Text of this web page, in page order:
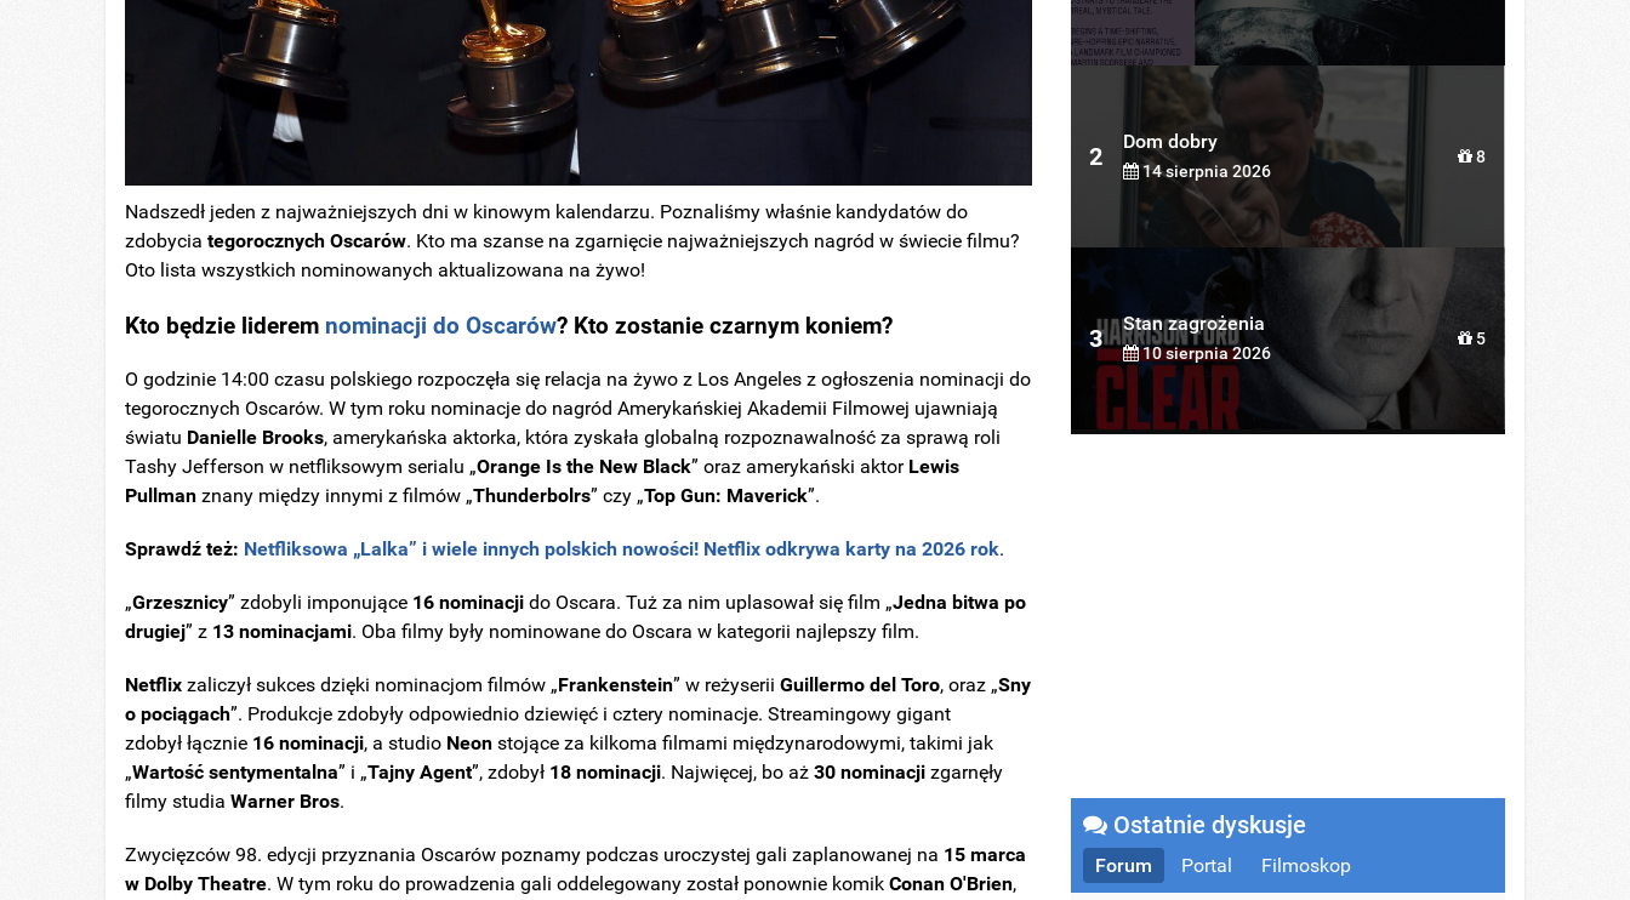
Nadszedł jeden z najważniejszych dni w kinowym kalendarzu. Poznaliśmy właśnie kandydatów do
zdobyciategorocznych Oscarów. Kto ma szanse na zgarnięcie najważniejszych nagród w świecie filmu?
Oto lista wszystkich nominowanych aktualizowana na żywo!
Kto będzie liderem nominacji do Oscarów? Kto zostanie czarnym koniem?
O godzinie 14:00 czasu polskiego rozpoczęła się relacja na żywo z Los Angeles z ogłoszenia nominacji do
tegorocznych Oscarów. W tym roku nominacje do nagród Amerykańskiej Akademii Filmowej ujawniają
światu Danielle Brooks, amerykańska aktorka, która zyskała globalną rozpoznawalność za sprawą roli
Tashy Jefferson w netfliksowym serialu „Orange Is the New Black” oraz amerykański aktor Lewis
Pullmanznany między innymi z filmów „Thunderbolrs” czy „Top Gun: Maverick”.
Sprawdź też: Netfliksowa „Lalka” i wiele innych polskich nowości! Netflix odkrywa karty na 2026 rok.
„Grzesznicy” zdobyli imponujące 16 nominacji do Oscara. Tuż za nim uplasował się film „Jedna bitwa po
drugiej” z 13 nominacjami. Oba filmy były nominowane do Oscara w kategorii najlepszy film.
Netflix zaliczył sukces dzięki nominacjom filmów „Frankenstein” w reżyseriiGuillermo del Toro, oraz „Sny
o pociągach”. Produkcje zdobyły odpowiednio dziewięć i cztery nominacje. Streamingowy gigant
zdobyłłącznie 16 nominacji, a studio Neonstojące za kilkoma filmami międzynarodowymi, takimi jak
„Wartość sentymentalna” i „Tajny Agent”, zdobył 18 nominacji. Najwięcej, bo aż30 nominacji zgarnęły
filmy studiaWarner Bros.
Zwycięzców 98. edycji przyznania Oscarów poznamy podczas uroczystej gali zaplanowanej na 15 marca
w Dolby Theatre. W tym roku do prowadzenia gali oddelegowany został ponownie komikConan O'Brien,
2
Dom dobry
14 sierpnia 2026
8
3
Stan zagrożenia
10 sierpnia 2026
5
Ostatnie dyskusje
Forum Portal Filmoskop